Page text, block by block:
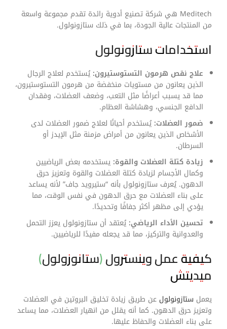
Meditech هي شركة تصنيع أدوية رائدة تقدم مجموعة واسعة
من المنتجات عالية الجودة، بما في ذلك ستازونولول.
استخدامات ستازونولول
علاج نقص هرمون التستوستيرون: يُستخدم لعلاج الرجال
الذين يعانون من مستويات منخفضة من هرمون التستوستيرون،
مما قد يسبب أعراضًا مثل التعب، وضعف العضلات، وفقدان
الدافع الجنسي، وهشاشة العظام.
ضمور العضلات: يُستخدم أحيانًا لعلاج ضمور العضلات لدى
الأشخاص الذين يعانون من أمراض مزمنة مثل الإيدز أو
السرطان.
زيادة كتلة العضلات والقوة: يستخدمه بعض الرياضيين
وكمال الأجسام لزيادة كتلة العضلات والقوة وتعزيز حرق
الدهون. يُعرف ستازونولول بأنه “ستيرويد جاف” لأنه يساعد
على بناء العضلات مع حرق الدهون في نفس الوقت، مما
يؤدي إلى مظهر أكثر جفافًا وتحديدًا.
تحسين الأداء الرياضي: يُعتقد أن ستازونولول يعزز التحمل
والعدوانية والتركيز، مما قد يجعله مفيدًا للرياضيين.
كيفية عمل وينسترول (ستانوزولول)
ميديتش
يعمل ستازونولول عن طريق زيادة تخليق البروتين في العضلات
وتعزيز حرق الدهون. كما أنه يقلل من انهيار العضلات، مما يساعد
على بناء العضلات والحفاظ عليها.